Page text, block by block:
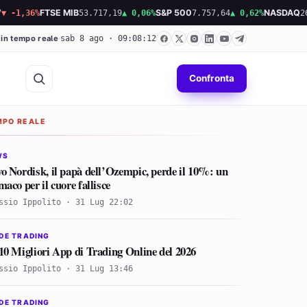
FTSE MIB53.717,19▲ 0,06%S&P 5007.757,64▲ 0,62%NASDAQ
tempo reale sab 8 ago · 09:08:14
Confronta
REALE
Nordisk, il papà dell’Ozempic, perde il 10%: un
per il cuore fallisce
Ippolito · 31 Lug 22:02
TRADING
Migliori App di Trading Online del 2026
Ippolito · 31 Lug 13:46
TRADING